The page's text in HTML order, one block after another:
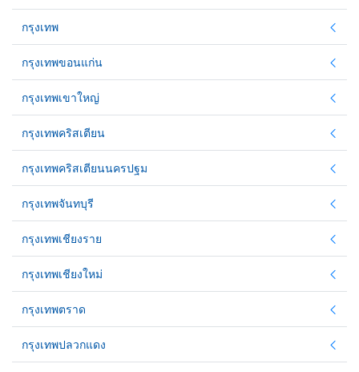
กรุงเทพ
กรุงเทพขอนแก่น
กรุงเทพเขาใหญ่
กรุงเทพคริสเตียน
กรุงเทพคริสเตียนนครปฐม
กรุงเทพจันทบุรี
กรุงเทพเชียงราย
กรุงเทพเชียงใหม่
กรุงเทพตราด
กรุงเทพปลวกแดง